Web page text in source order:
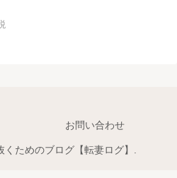
お問い合わせ
ためのブログ【転妻ログ】.